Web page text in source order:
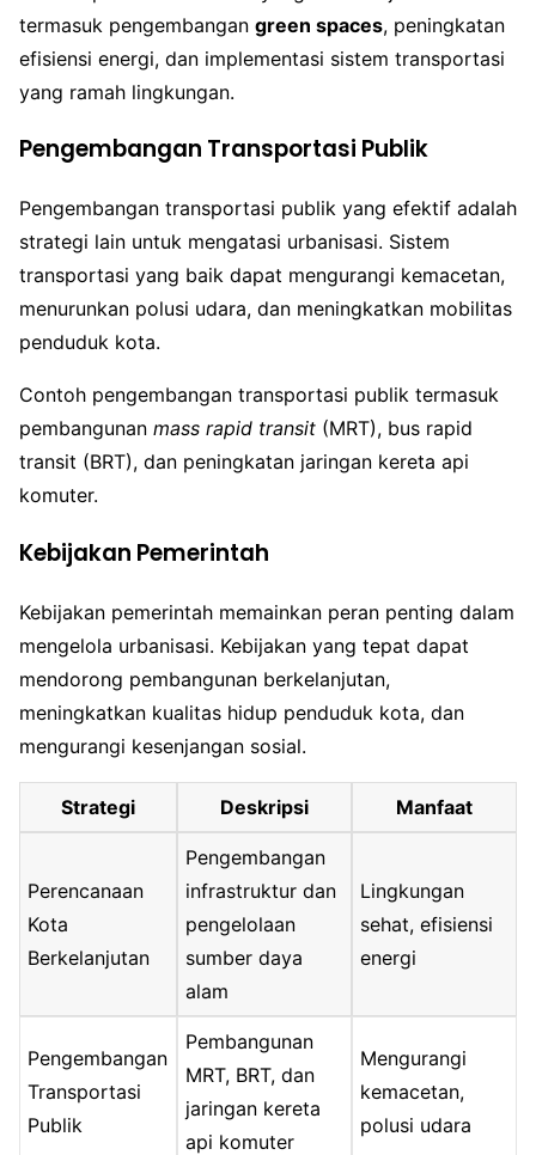
termasuk pengembangan green spaces, peningkatan
efisiensi energi, dan implementasi sistem transportasi
yang ramah lingkungan.
Pengembangan Transportasi Publik
Pengembangan transportasi publik yang efektif adalah
strategi lain untuk mengatasi urbanisasi. Sistem
transportasi yang baik dapat mengurangi kemacetan,
menurunkan polusi udara, dan meningkatkan mobilitas
penduduk kota.
Contoh pengembangan transportasi publik termasuk
pembangunan mass rapid transit (MRT), bus rapid
transit (BRT), dan peningkatan jaringan kereta api
komuter.
Kebijakan Pemerintah
Kebijakan pemerintah memainkan peran penting dalam
mengelola urbanisasi. Kebijakan yang tepat dapat
mendorong pembangunan berkelanjutan,
meningkatkan kualitas hidup penduduk kota, dan
mengurangi kesenjangan sosial.
Strategi Deskripsi Manfaat
Perencanaan
Kota
Berkelanjutan
Pengembangan
infrastruktur dan
pengelolaan
sumber daya
alam
Lingkungan
sehat, efisiensi
energi
Pengembangan
Transportasi
Publik
Pembangunan
MRT, BRT, dan
jaringan kereta
api komuter
Mengurangi
kemacetan,
polusi udara